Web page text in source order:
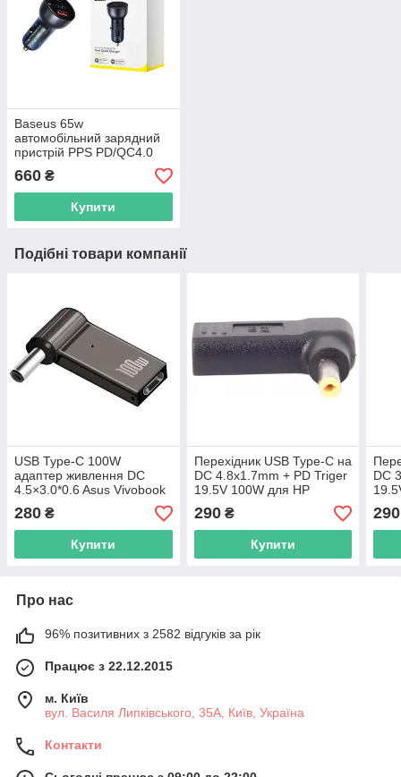
Baseus 65w
автомобільний зарядний
пристрій PPS PD/QC4.0
USB-C/USB-A Particular з
швидкою зарядкою для
ноутбука CCKX-C0G
660 ₴
Купити
Подібні товари компанії
USB Type-C 100W
адаптер живлення DC
4.5×3.0*0.6 Asus Vivobook
14 15 16 для заряджання
ноутбука від повербанка
USB або зарядки PD
280 ₴
Купити
Перехідник USB Type-C на
DC 4.8x1.7mm + PD Triger
19.5V 100W для HP
повербанка
290₴
Купити
DC
від
290
Про нас
96% позитивних з 2582 відгуків за рік
Працює з 22.12.2015
м. Київ
вул. Василя Липківського, 35А, Київ, Україна
Контакти